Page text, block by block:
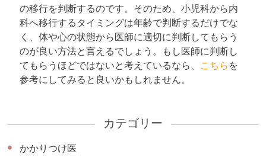
の移行を判断するのです。そのため、小児科から内
科へ移行するタイミングは年齢で判断するだけでな
く、体や心の状態から医師に適切に判断してもらう
のが良い方法と言えるでしょう。もし医師に判断し
てもらうほどではないと考えているなら、 こちらを
参考にしてみると良いかもしれません。
カテゴリー
かかりつけ医